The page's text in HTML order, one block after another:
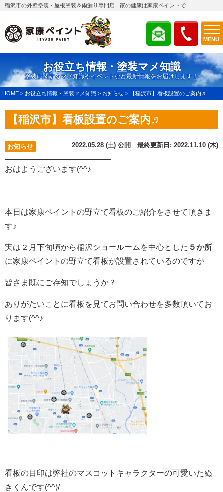
MENU
稲沢市の外壁塗装・屋根塗装＆雨漏り専門店 家の健康は家康ペイントで
お役立ち情報・塗装マメ知識
塗装に関するマメ知識やイベントなど最新情報をお届けします！
HOME > お役立ち情報・塗装マメ知識 > お知らせ > 【稲沢市】看板設置のご案内♬
【稲沢市】看板設置のご案内♬
お知らせ 2022.05.28 (土) 公開 最終更新日: 2022.11.10 (木)
おはようございます(^^♪
本日は家康ペイントの野立て看板のご紹介をさせて頂きま
す♪
実は２月下旬頃から稲沢ショールームを中心とした ５か所
に家康ペイントの野立て看板が設置されているのですが
皆さま既にご存知でしょうか？
ありがたいことに看板を見てお問い合わせを多数頂いてお
ります(^^♪
看板の目印は弊社のマスコットキャラクターの可愛いたぬ
きくんです(^^)/